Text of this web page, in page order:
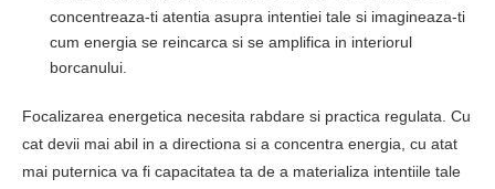
concentreaza-ti atentia asupra intentiei tale si imagineaza-ti
cum energia se reincarca si se amplifica in interiorul
borcanului.
Focalizarea energetica necesita rabdare si practica regulata. Cu
cat devii mai abil in a directiona si a concentra energia, cu atat
mai puternica va fi capacitatea ta de a materializa intentiile tale